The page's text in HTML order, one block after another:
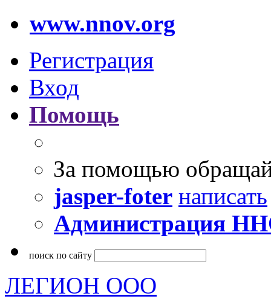
www.nnov.org
Регистрация
Вход
Помощь
За помощью
jasper-foter написать
Администрация
поиск по сайту
ЛЕГИОН ООО